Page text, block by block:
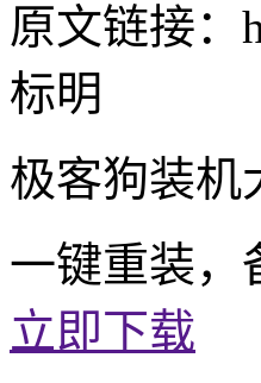
原文链接：
标明
极客狗装机
一键重装，
立即下载